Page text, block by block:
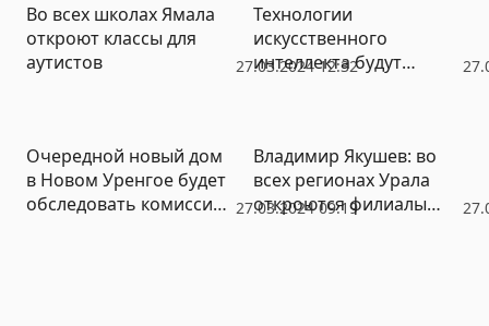
27.03.2024 12:32
Во всех школах Ямала
откроют классы для
аутистов
Технологии
искусственного
интеллекта будут
27.03.2024 09:19
Очередной новый дом
в Новом Уренгое будет
обследовать комиссия
Владимир Якушев: во
всех регионах Урала
откроются филиалы